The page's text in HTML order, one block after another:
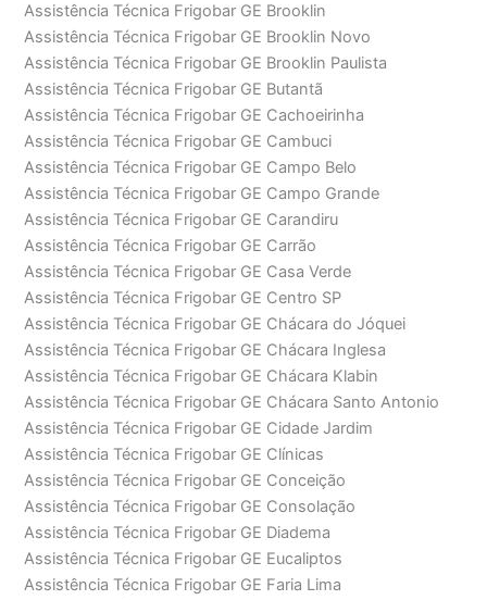
Assistência Técnica Frigobar GE Brooklin
Assistência Técnica Frigobar GE Brooklin Novo
Assistência Técnica Frigobar GE Brooklin Paulista
Assistência Técnica Frigobar GE Butantã
Assistência Técnica Frigobar GE Cachoeirinha
Assistência Técnica Frigobar GE Cambuci
Assistência Técnica Frigobar GE Campo Belo
Assistência Técnica Frigobar GE Campo Grande
Assistência Técnica Frigobar GE Carandiru
Assistência Técnica Frigobar GE Carrão
Assistência Técnica Frigobar GE Casa Verde
Assistência Técnica Frigobar GE Centro SP
Assistência Técnica Frigobar GE Chácara do Jóquei
Assistência Técnica Frigobar GE Chácara Inglesa
Assistência Técnica Frigobar GE Chácara Klabin
Assistência Técnica Frigobar GE Chácara Santo Antonio
Assistência Técnica Frigobar GE Cidade Jardim
Assistência Técnica Frigobar GE Clínicas
Assistência Técnica Frigobar GE Conceição
Assistência Técnica Frigobar GE Consolação
Assistência Técnica Frigobar GE Diadema
Assistência Técnica Frigobar GE Eucaliptos
Assistência Técnica Frigobar GE Faria Lima